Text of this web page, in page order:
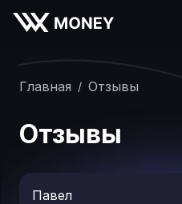
Главная / Отзывы
Отзывы
Павел